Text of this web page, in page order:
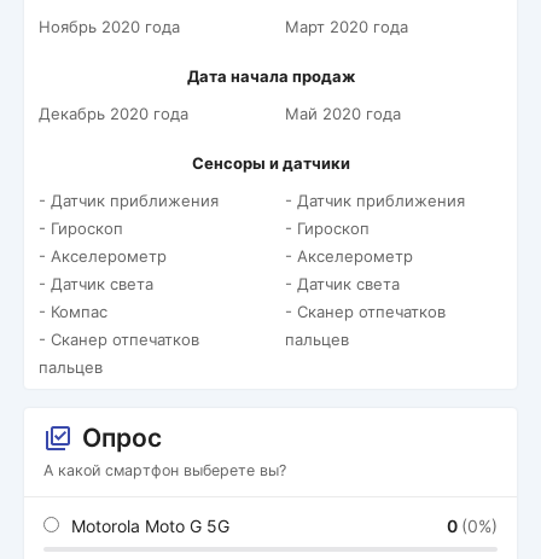
Ноябрь 2020 года
Март 2020 года
Дата начала продаж
Декабрь 2020 года
Май 2020 года
Сенсоры и датчики
- Датчик приближения
- Гироскоп
- Акселерометр
- Датчик света
- Компас
- Сканер отпечатков
пальцев
- Датчик приближения
- Гироскоп
- Акселерометр
- Датчик света
- Сканер отпечатков
пальцев
Опрос
А какой смартфон выберете вы?
Motorola Moto G 5G 0 (0%)